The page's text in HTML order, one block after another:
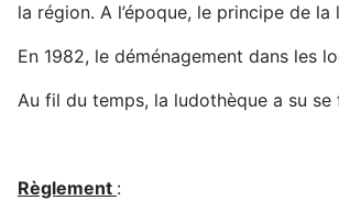
la région. A l’époque, le principe de
En 1982, le déménagement dans les
Au fil du temps, la ludothèque a su
Règlement :